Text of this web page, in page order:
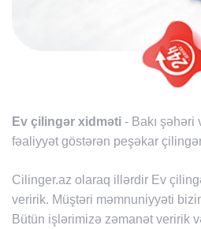
Ev çilingər xidməti - Bakı şəhəri
fəaliyyət göstərən peşəkar
Cilinger.az olaraq illərdir Ev
veririk. Müştəri məmnuniyyəti
Bütün işlərimizə zəmanət veririk